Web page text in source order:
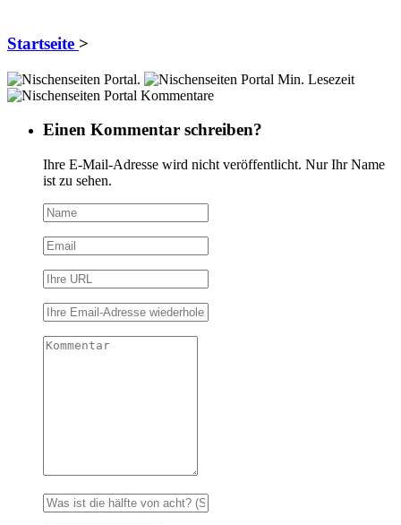
Startseite >
.
Min. Lesezeit
Kommentare
Einen Kommentar schreiben?
Ihre E-Mail-Adresse wird nicht veröffentlicht. Nur Ihr Name
ist zu sehen.